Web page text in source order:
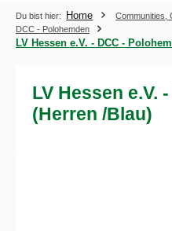
Du bist hier: Home Communities,
DCC - Polohemden
LV Hessen e.V. - DCC -
LV Hessen e.V.
(Herren /Blau)